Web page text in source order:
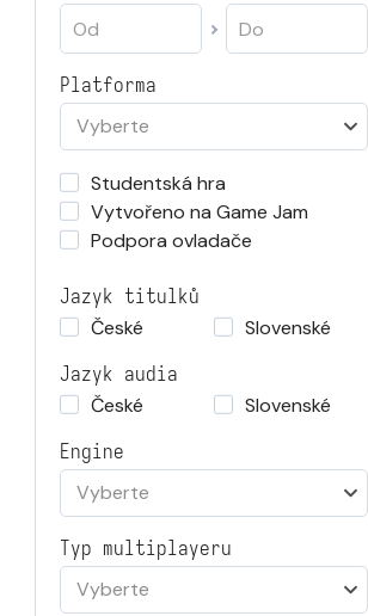
Platforma
Vyberte
Studentská hra
Vytvořeno na Game Jam
Podpora ovladače
Jazyk titulků
České
Slovenské
Jazyk audia
České
Slovenské
Engine
Vyberte
Typ multiplayeru
Vyberte